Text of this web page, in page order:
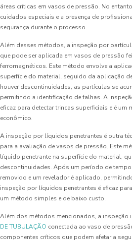
áreas críticas em vasos de pressão. No
cuidados especiais e a presença de
segurança durante o processo.
Além desses métodos, a inspeção por
que pode ser aplicada em vasos de pressão
ferromagnéticos. Este método envolve a
superfície do material, seguido da aplicação
houver descontinuidades, as partículas se
permitindo a identificação de falhas. A
eficaz para detectar trincas superficiais e é um
econômico.
A inspeção por líquidos penetrantes é outra
para a avaliação de vasos de pressão. Este
líquido penetrante na superfície do material,
descontinuidades. Após um período de
removido e um revelador é aplicado,
inspeção por líquidos penetrantes é eficaz
um método simples e de baixo custo.
Além dos métodos mencionados, a inspeção
DE TUBULAÇÃO conectada ao vaso de
componentes críticos que podem afetar a